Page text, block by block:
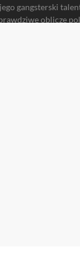
gangsterski
oblicze
być